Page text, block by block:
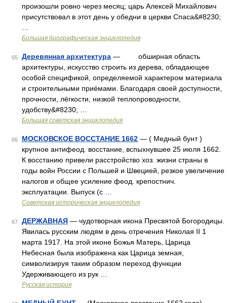
произошли ровно через месяц; царь Алексей Михайлович
присутствовал в этот день у обедни в церкви Спаса&#8230;
Большая биографическая энциклопедия
65 Деревянная архитектура — обширная область
архитектуры, искусство строить из дерева, обладающее
особой спецификой, определяемой характером материала
и строительными приёмами. Благодаря своей доступности,
прочности, лёгкости, низкой теплопроводности,
удобству&#8230; …
Большая советская энциклопедия
66 МОСКОВСКОЕ ВОССТАНИЕ 1662 — ( Медный бунт )
крупное антифеод. восстание, вспыхнувшее 25 июля 1662.
К восстанию привели расстройство хоз. жизни страны в
годы войн России с Польшей и Швецией, резкое увеличение
налогов и общее усиление феод. крепостнич.
эксплуатации. Выпуск (с …
Советская историческая энциклопедия
67 ДЕРЖАВНАЯ — чудотворная икона Пресвятой Богородицы.
Явилась русским людям в день отречения Николая II 1
марта 1917. На этой иконе Божья Матерь, Царица
Небесная была изображена как Царица земная,
символизируя таким образом переход функции
Удерживающего из рук …
Русская история